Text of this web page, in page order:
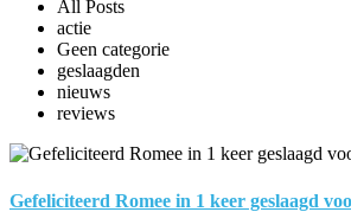
All Posts
actie
Geen categorie
geslaagden
nieuws
reviews
Gefeliciteerd Romee in 1 keer geslaagd